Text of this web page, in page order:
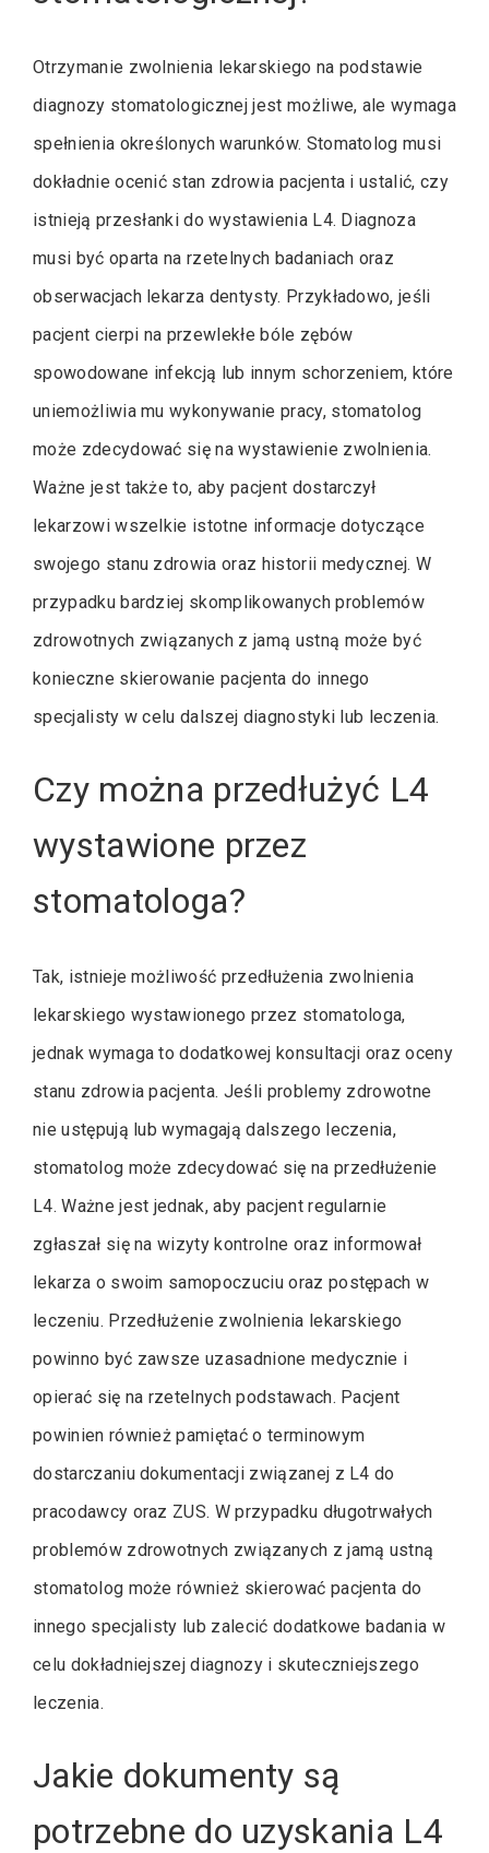
Otrzymanie zwolnienia lekarskiego na podstawie
diagnozy stomatologicznej jest możliwe, ale wymaga
spełnienia określonych warunków. Stomatolog musi
dokładnie ocenić stan zdrowia pacjenta i ustalić, czy
istnieją przesłanki do wystawienia L4. Diagnoza
musi być oparta na rzetelnych badaniach oraz
obserwacjach lekarza dentysty. Przykładowo, jeśli
pacjent cierpi na przewlekłe bóle zębów
spowodowane infekcją lub innym schorzeniem, które
uniemożliwia mu wykonywanie pracy, stomatolog
może zdecydować się na wystawienie zwolnienia.
Ważne jest także to, aby pacjent dostarczył
lekarzowi wszelkie istotne informacje dotyczące
swojego stanu zdrowia oraz historii medycznej. W
przypadku bardziej skomplikowanych problemów
zdrowotnych związanych z jamą ustną może być
konieczne skierowanie pacjenta do innego
specjalisty w celu dalszej diagnostyki lub leczenia.
Czy można przedłużyć L4
wystawione przez
stomatologa?
Tak, istnieje możliwość przedłużenia zwolnienia
lekarskiego wystawionego przez stomatologa,
jednak wymaga to dodatkowej konsultacji oraz oceny
stanu zdrowia pacjenta. Jeśli problemy zdrowotne
nie ustępują lub wymagają dalszego leczenia,
stomatolog może zdecydować się na przedłużenie
L4. Ważne jest jednak, aby pacjent regularnie
zgłaszał się na wizyty kontrolne oraz informował
lekarza o swoim samopoczuciu oraz postępach w
leczeniu. Przedłużenie zwolnienia lekarskiego
powinno być zawsze uzasadnione medycznie i
opierać się na rzetelnych podstawach. Pacjent
powinien również pamiętać o terminowym
dostarczaniu dokumentacji związanej z L4 do
pracodawcy oraz ZUS. W przypadku długotrwałych
problemów zdrowotnych związanych z jamą ustną
stomatolog może również skierować pacjenta do
innego specjalisty lub zalecić dodatkowe badania w
celu dokładniejszej diagnozy i skuteczniejszego
leczenia.
Jakie dokumenty są
potrzebne do uzyskania L4